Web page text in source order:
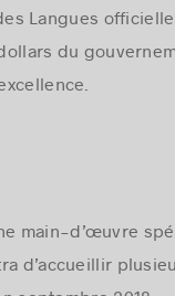
Langues
du
main-d’œuvre
d’accueillir